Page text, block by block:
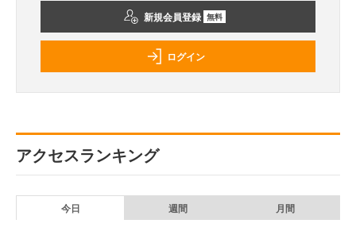
新規会員登録 無料
ログイン
アクセスランキング
今日 週間 月間